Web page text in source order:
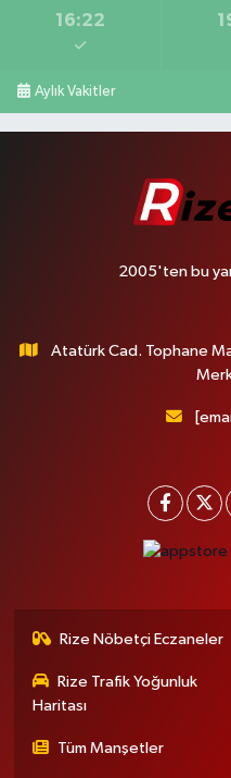
16:22
Aylık Vakitler
2005'ten bu
Atatürk Cad. Tophane
Rize Nöbetçi Eczaneler
Rize Trafik Yoğunluk
Haritası
Tüm Manşetler